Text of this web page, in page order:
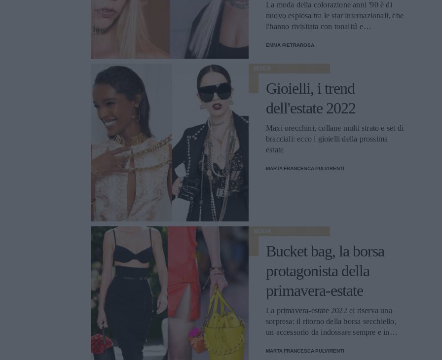
La moda della colorazione anni '90 è di
nuovo esplosa tra le star internazionali, che
l'hanno rivisitata con tonalità e
nelle tendenze della primavera-estate di
EMMA PIETRAROSA
MODA
Gioielli, i trend
dell'estate 2022
Maxi orecchini, collane multi strato e set di
bracciali: ecco i gioielli della prossima
estate
MARTA FRANCESCA PULVIRENTI
MODA
Bucket bag, la borsa
protagonista della
primavera-estate
La primavera-estate 2022 ci riserva una
sorpresa: il ritorno della borsa secchiello,
un accessorio da indossare sempre e in
maxi
MARTA FRANCESCA PULVIRENTI